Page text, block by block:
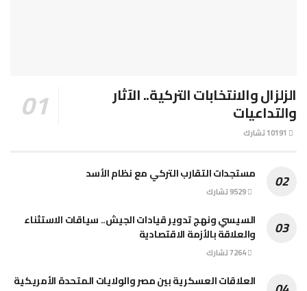
الزلزال والانتخابات التركية.. الآثار
والتداعيات
مستجدات التقارب التركي مع نظام الأسد
السيسي ونهج تدوير قيادات الجيش.. سياقات الاستثناء
والعلاقة بالأزمة الاقتصادية
العلاقات العسكرية بين مصر والولايات المتحدة الأمريكية